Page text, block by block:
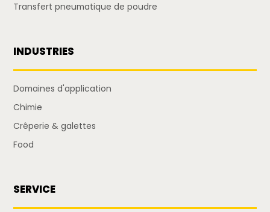
Transfert pneumatique de poudre
INDUSTRIES
Domaines d'application
Chimie
Crêperie & galettes
Food
SERVICE